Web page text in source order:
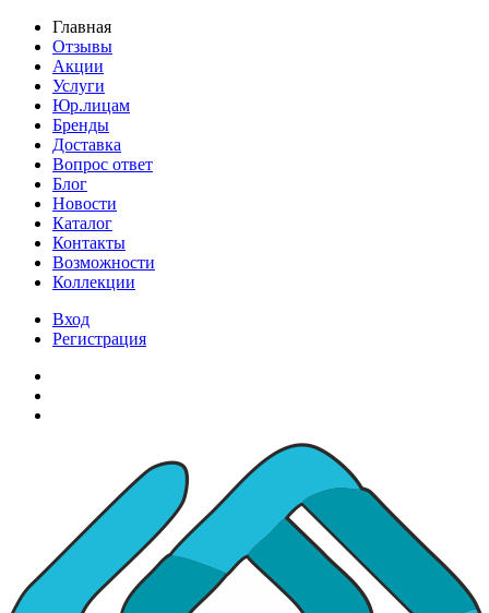
Главная
Отзывы
Акции
Услуги
Юр.лицам
Бренды
Доставка
Вопрос ответ
Блог
Новости
Каталог
Контакты
Возможности
Коллекции
Вход
Регистрация